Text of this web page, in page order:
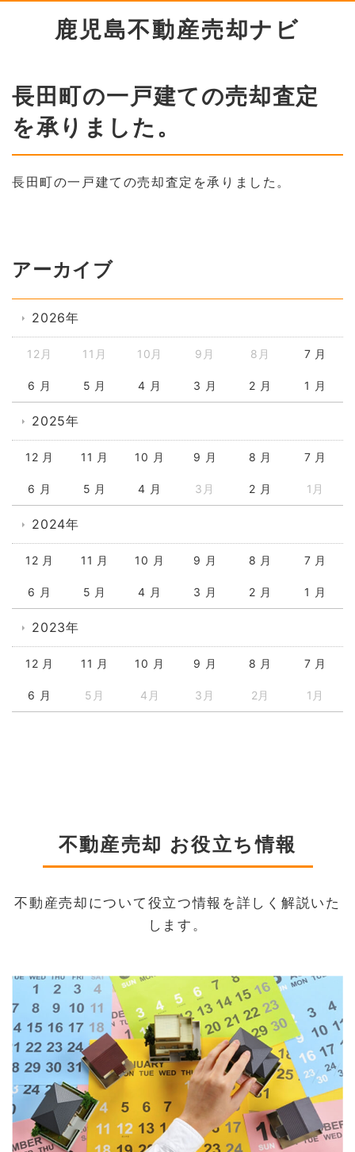
鹿児島不動産売却ナビ
長田町の一戸建ての売却査定
を承りました。
長田町の一戸建ての売却査定を承りました。
アーカイブ
2026年
12月 11月 10月 9月 8月 7 月
6 月 5 月 4 月 3 月 2 月 1 月
2025年
12 月 11 月 10 月 9 月 8 月 7 月
6 月 5 月 4 月 3月 2 月 1月
2024年
12 月 11 月 10 月 9 月 8 月 7 月
6 月 5 月 4 月 3 月 2 月 1 月
2023年
12 月 11 月 10 月 9 月 8 月 7 月
6 月 5月 4月 3月 2月 1月
不動産売却 お役立ち情報
不動産売却について役立つ情報を詳しく解説いた
します。